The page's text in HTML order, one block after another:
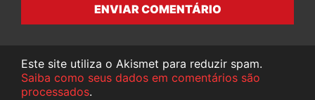
ENVIAR COMENTÁRIO
Este site utiliza o Akismet para reduzir spam.
Saiba como seus dados em comentários são
processados.